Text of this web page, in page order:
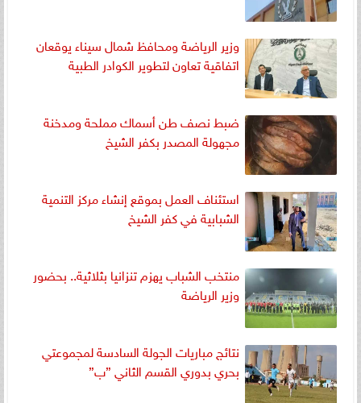
وزير الرياضة ومحافظ شمال سيناء يوقعان
اتفاقية تعاون لتطوير الكوادر الطبية
ضبط نصف طن أسماك مملحة ومدخنة
مجهولة المصدر بكفر الشيخ
استئناف العمل بموقع إنشاء مركز التنمية
الشبابية في كفر الشيخ
منتخب الشباب يهزم تنزانيا بثلاثية.. بحضور
وزير الرياضة
نتائج مباريات الجولة السادسة لمجموعتي
بحري بدوري القسم الثاني ”ب”